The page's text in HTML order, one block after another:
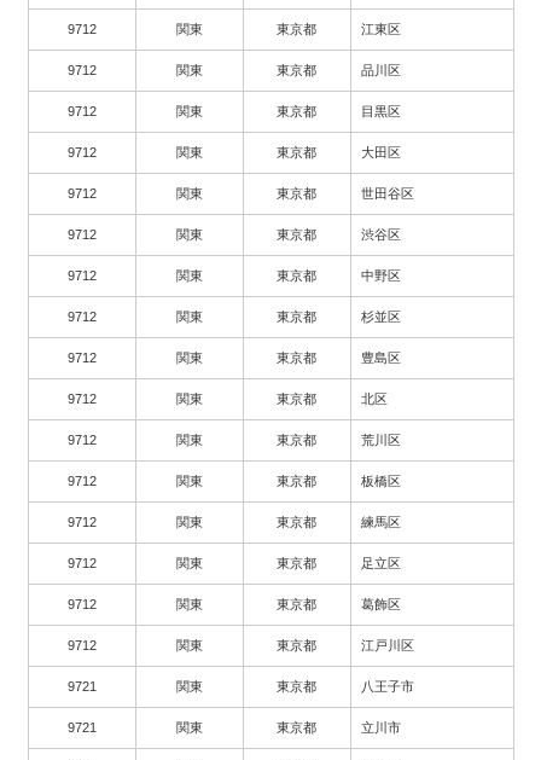
9712 関東 東京都 江東区
9712 関東 東京都 品川区
9712 関東 東京都 目黒区
9712 関東 東京都 大田区
9712 関東 東京都 世田谷区
9712 関東 東京都 渋谷区
9712 関東 東京都 中野区
9712 関東 東京都 杉並区
9712 関東 東京都 豊島区
9712 関東 東京都 北区
9712 関東 東京都 荒川区
9712 関東 東京都 板橋区
9712 関東 東京都 練馬区
9712 関東 東京都 足立区
9712 関東 東京都 葛飾区
9712 関東 東京都 江戸川区
9721 関東 東京都 八王子市
9721 関東 東京都 立川市